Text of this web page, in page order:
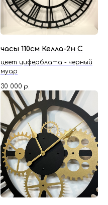
часы 110см Келла-2н С
цвет циферблата - черный
муар
30 000 р.